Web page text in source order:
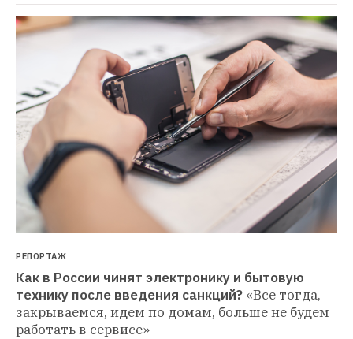
РЕПОРТАЖ
Как в России чинят электронику и бытовую
технику после введения санкций? «Все тогда,
закрываемся, идем по домам, больше не будем
работать в сервисе»